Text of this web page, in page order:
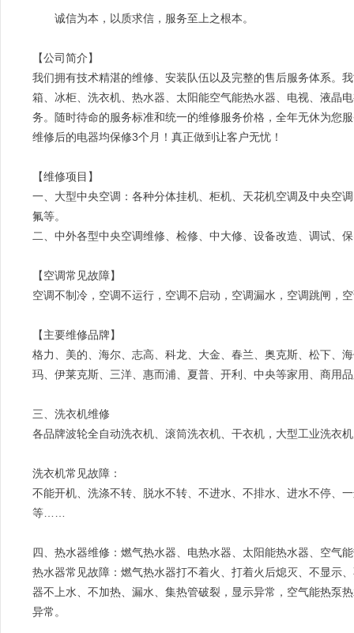
诚信为本，以质求信，服务至上之根本。
【公司简介】
我们拥有技术精湛的维修、安装队伍以及完整的售后服务体系。
箱、冰柜、洗衣机、热水器、太阳能空气能热水器、电视、液晶
务。随时待命的服务标准和统一的维修服务价格，全年无休为您
维修后的电器均保修3个月！真正做到让客户无忧！
【维修项目】
一、大型中央空调：各种分体挂机、柜机、天花机空调及中央空
氟等。
二、中外各型中央空调维修、检修、中大修、设备改造、调试、
【空调常见故障】
空调不制冷，空调不运行，空调不启动，空调漏水，空调跳闸，
【主要维修品牌】
格力、美的、海尔、志高、科龙、大金、春兰、奥克斯、松下、
玛、伊莱克斯、三洋、惠而浦、夏普、开利、中央等家用、商用
三、洗衣机维修
各品牌波轮全自动洗衣机、滚筒洗衣机、干衣机，大型工业洗衣
洗衣机常见故障：
不能开机、洗涤不转、脱水不转、不进水、不排水、进水不停、
等……
四、热水器维修：燃气热水器、电热水器、太阳能热水器、空气
热水器常见故障：燃气热水器打不着火、打着火后熄灭、不显示
器不上水、不加热、漏水、集热管破裂，显示异常，空气能热泵
异常。